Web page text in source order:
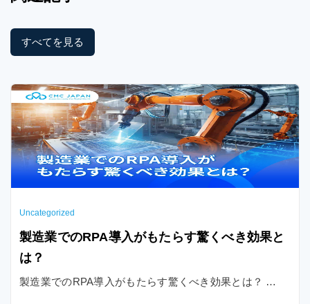
すべてを見る
Uncategorized
製造業でのRPA導入がもたらす驚くべき効果と
は？
製造業でのRPA導入がもたらす驚くべき効果とは？ …